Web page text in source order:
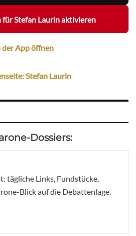
für Stefan Laurin aktivieren
der App öffnen
Stefan Laurin
Dossiers:
tägliche Links, Fundstücke,
Blick auf die Debattenlage.